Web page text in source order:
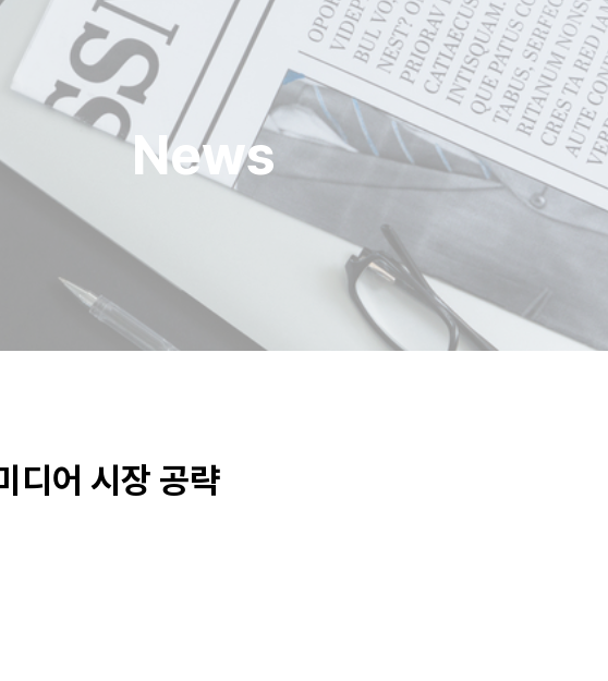
News
디어 시장 공략